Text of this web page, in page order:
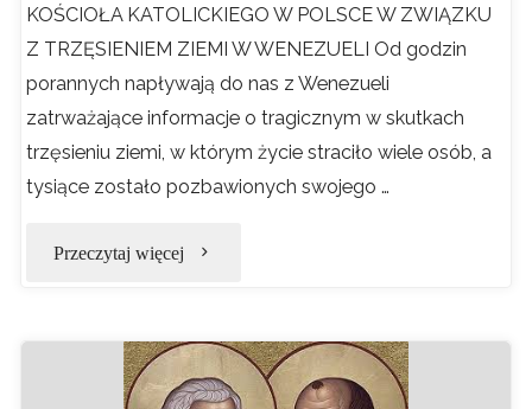
KOŚCIOŁA KATOLICKIEGO W POLSCE W ZWIĄZKU
Z TRZĘSIENIEM ZIEMI W WENEZUELI Od godzin
porannych napływają do nas z Wenezueli
zatrważające informacje o tragicznym w skutkach
trzęsieniu ziemi, w którym życie straciło wiele osób, a
tysiące zostało pozbawionych swojego …
Przeczytaj więcej "APEL
KONFERENCJI